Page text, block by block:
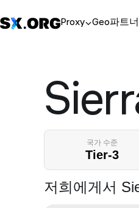
Proxy Geo파트너
국가 수준
Tier-3
저희에게서